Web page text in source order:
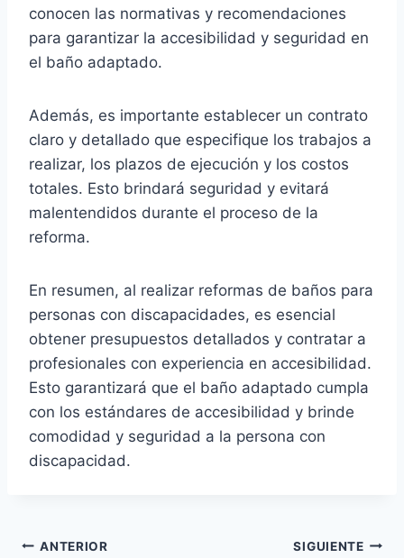
conocen las normativas y recomendaciones
para garantizar la accesibilidad y seguridad en
el baño adaptado.
Además, es importante establecer un contrato
claro y detallado que especifique los trabajos a
realizar, los plazos de ejecución y los costos
totales. Esto brindará seguridad y evitará
malentendidos durante el proceso de la
reforma.
En resumen, al realizar reformas de baños para
personas con discapacidades, es esencial
obtener presupuestos detallados y contratar a
profesionales con experiencia en accesibilidad.
Esto garantizará que el baño adaptado cumpla
con los estándares de accesibilidad y brinde
comodidad y seguridad a la persona con
discapacidad.
ANTERIOR SIGUIENTE